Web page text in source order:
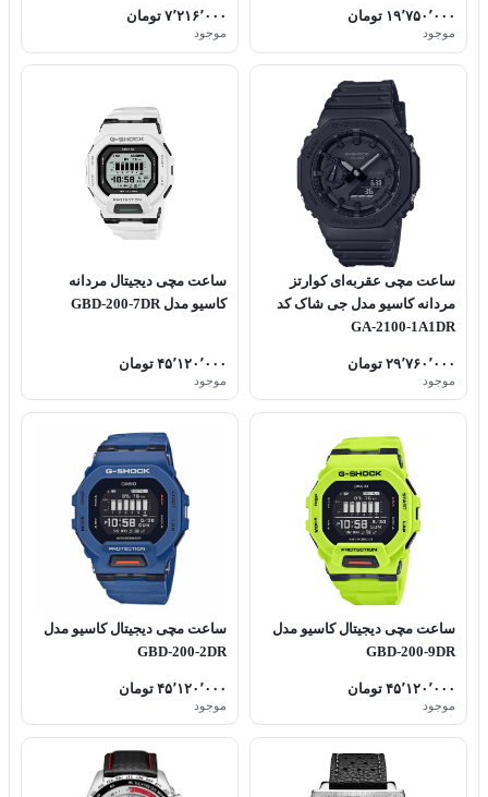
۱۹٬۷۵۰٬۰۰۰ تومان
موجود
۷٬۲۱۶٬۰۰۰ تومان
موجود
ساعت مچی عقربه‌ای کوارتز
مردانه کاسیو مدل جی شاک کد
GA-2100-1A1DR
۲۹٬۷۶۰٬۰۰۰ تومان
موجود
ساعت مچی دیجیتال مردانه
کاسیو مدل GBD-200-7DR
۴۵٬۱۲۰٬۰۰۰ تومان
موجود
ساعت مچی دیجیتال کاسیو مدل
GBD-200-9DR
۴۵٬۱۲۰٬۰۰۰ تومان
موجود
ساعت مچی دیجیتال کاسیو مدل
GBD-200-2DR
۴۵٬۱۲۰٬۰۰۰ تومان
موجود